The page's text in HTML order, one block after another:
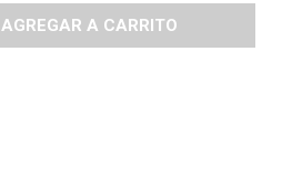
AGREGAR A CARRITO